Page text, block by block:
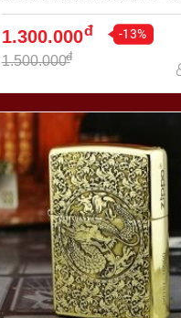
ZPC0496-169
1.300.000đ -13%
1.500.000đ